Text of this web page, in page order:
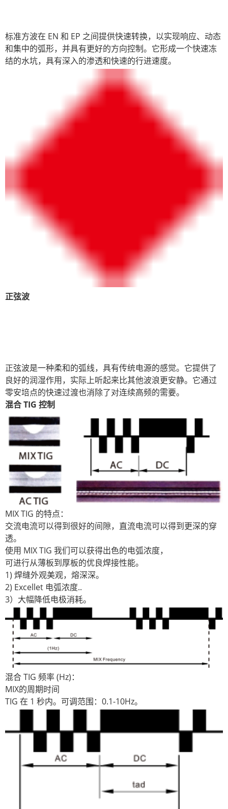
标准方波在 EN 和 EP 之间提供快速转换，以实现响应、动态
和集中的弧形，并具有更好的方向控制。它形成一个快速冻
结的水坑，具有深入的渗透和快速的行进速度。
正弦波
正弦波是一种柔和的弧线，具有传统电源的感觉。它提供了
良好的润湿作用，实际上听起来比其他波浪更安静。它通过
零安培点的快速过渡也消除了对连续高频的需要。
混合 TIG 控制
MIX TIG 的特点：
交流电流可以得到很好的间隙，直流电流可以得到更深的穿
透。
使用 MIX TIG 我们可以获得出色的电弧浓度，
可进行从薄板到厚板的优良焊接性能。
1) 焊缝外观美观，熔深深。
2) Excellet 电弧浓度..
3）大幅降低电极消耗。
混合 TIG 频率 (Hz)：
MIX的周期时间
TIG 在 1 秒内。可调范围：0.1-10Hz。